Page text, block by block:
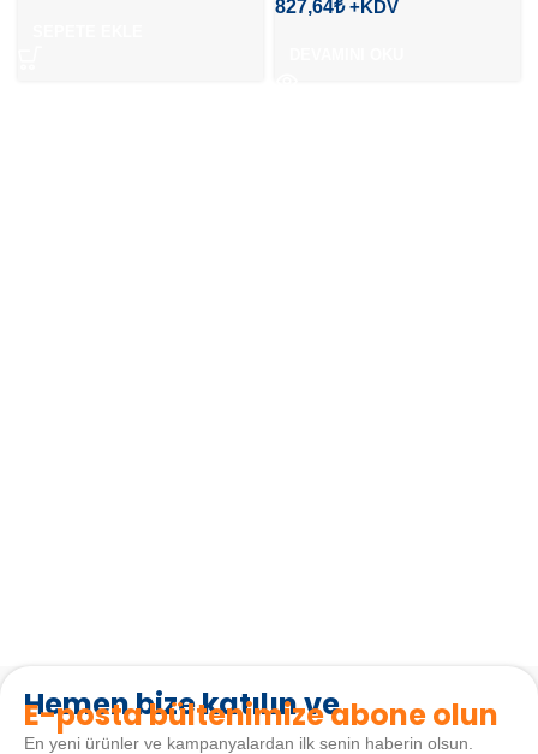
827,64₺
Hemen bize katılın ve
E-posta bültenimize abone olun
En yeni ürünler ve kampanyalardan ilk senin haberin olsun.